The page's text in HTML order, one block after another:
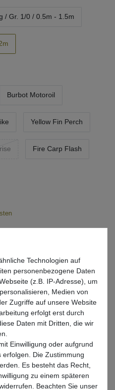
/ Gr. 1/0 / 0.5m - 1.5m
Burbot Motoroil
Yellow Fin Perch
Fire Carp Flash
hier
den Warenkorb
Technologien auf
personenbezogene Daten
(z.B. IP-Adresse), um
Medien von
Zugriffe auf unsere Website
erfolgt erst durch
Daten mit Dritten, die wir
Einwilligung oder aufgrund
Die Zustimmung
Es besteht das Recht,
zu einem späteren
Beachten Sie unser